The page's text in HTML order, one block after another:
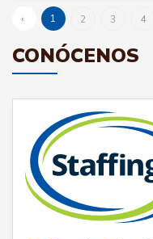
‹ 1 2 3 4
CONÓCENOS